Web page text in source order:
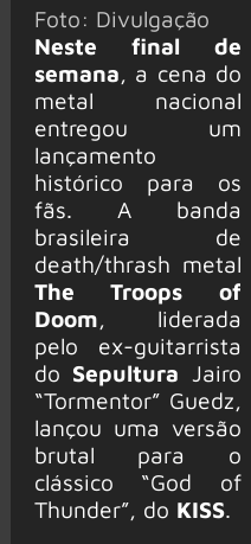
Foto: Divulgação
Neste final de
semana, a cena do
metal nacional
entregou um
lançamento
histórico para os
fãs. A banda
brasileira de
death/thrash metal
The Troops of
Doom, liderada
pelo ex-guitarrista
do Sepultura Jairo
“Tormentor” Guedz,
lançou uma versão
brutal para o
clássico “God of
Thunder”, do KISS.